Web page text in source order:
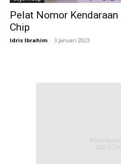
Pelat Nomor Kendaraan
Chip
Idris Ibrahim - 3 Januari 2023